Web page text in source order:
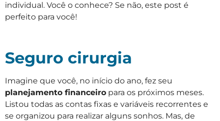
individual. Você o conhece? Se não, este post é
perfeito para você!
Seguro cirurgia
Imagine que você, no início do ano, fez seu
planejamento financeiro para os próximos meses.
Listou todas as contas fixas e variáveis recorrentes e
se organizou para realizar alguns sonhos. Mas, de